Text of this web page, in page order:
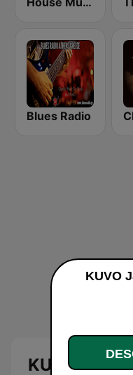
Blues Radio
KUVO Jazz
KUVO